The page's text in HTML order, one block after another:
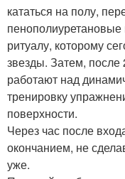
кататься на полу,
пенополиуретановые
ритуалу, которому
звезды. Затем, после
работают над
тренировку
поверхности.
Через час после
окончанием, не
уже.